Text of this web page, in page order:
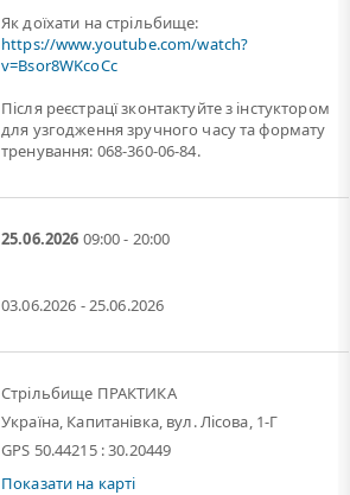
Як доїхати на стрільбище:
https://www.youtube.com/watch?
v=Bsor8WKcoCc
Після реєстрацї зконтактуйте з інстуктором
для узгодження зручного часу та формату
тренування: 068-360-06-84.
25.06.2026 09:00 - 20:00
03.06.2026 - 25.06.2026
Стрільбище ПРАКТИКА
Україна, Капитанівка, вул. Лісова, 1-Г
GPS 50.44215 : 30.20449
Показати на карті